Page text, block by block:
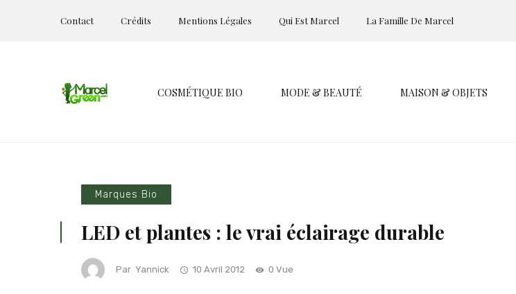
Contact Crédits Mentions Légales Qui Est Marcel La Famille De Marcel
COSMÉTIQUE BIO MODE & BEAUTÉ MAISON & OBJETS
Marques Bio
LED et plantes : le vrai éclairage durable
Par Yannick 10 Avril 2012 0 Vue